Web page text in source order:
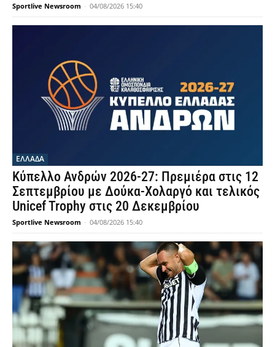
Sportlive Newsroom - 04/08/2026 15:40
ΕΛΛΑΔΑ
Κύπελλο Ανδρών 2026-27: Πρεμιέρα στις 12
Σεπτεμβρίου με Δούκα-Χολαργό και τελικός
Unicef Trophy στις 20 Δεκεμβρίου
Sportlive Newsroom - 04/08/2026 15:40